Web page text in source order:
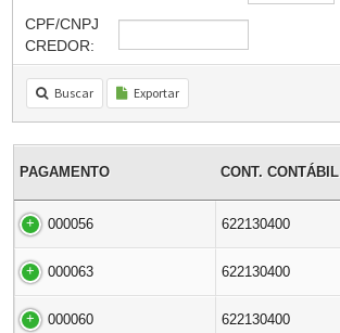
CPF/CNPJ
CREDOR:
Buscar Exportar
PAGAMENTO CONT. CONTÁBIL
000056 622130400
000063 622130400
000060 622130400